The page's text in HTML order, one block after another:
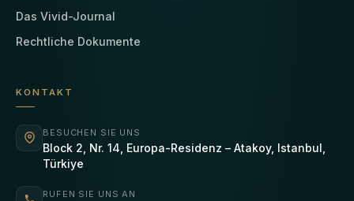
Das Vivid-Journal
Rechtliche Dokumente
KONTAKT
BESUCHEN SIE UNS
Block 2, Nr. 14, Europa-Residenz – Atakoy, Istanbul,
Türkiye
RUFEN SIE UNS AN